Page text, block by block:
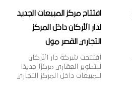
افتتاح مركز المبيعات الجديد
لدار الأركان داخل المركز
التجاري القصر مول
افتتحت شركة دار الأركان
للتطوير العقاري مركزًا جديدًا
للمبيعات داخل المركز التجاري